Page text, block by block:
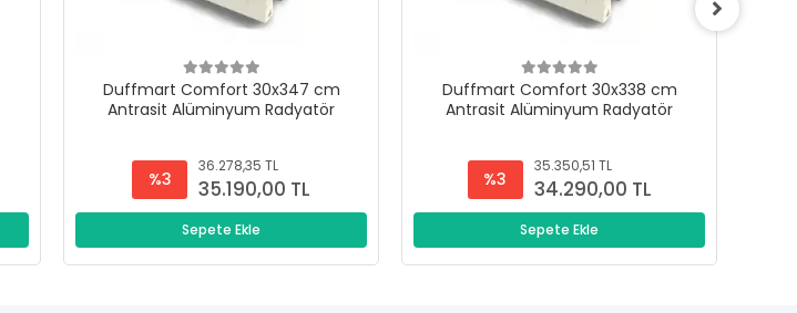
Duffmart Comfort 30x347 cm
Antrasit Alüminyum Radyatör
%3
36.278,35 TL
35.190,00 TL
Sepete Ekle
Duffmart Comfort 30x338 cm
Antrasit Alüminyum Radyatör
%3
35.350,51 TL
34.290,00 TL
Sepete Ekle